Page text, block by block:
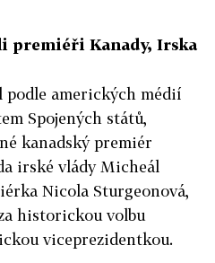
premiéři Kanady, Irska
podle amerických médií
Spojených států,
kanadský premiér
irské vlády Micheál
Nicola Sturgeonová,
historickou volbu
viceprezidentkou.